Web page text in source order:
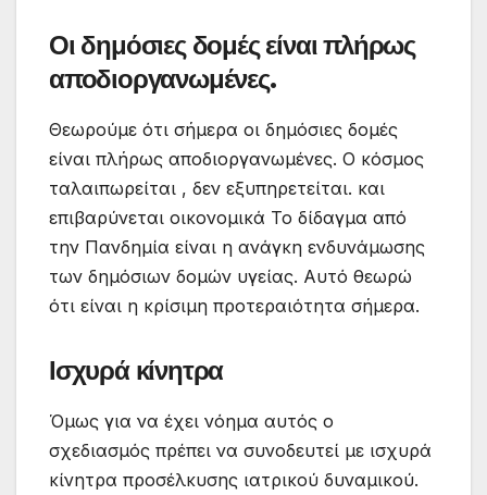
Οι δημόσιες δομές είναι πλήρως
αποδιοργανωμένες.
Θεωρούμε ότι σήμερα οι δημόσιες δομές
είναι πλήρως αποδιοργανωμένες. Ο κόσμος
ταλαιπωρείται , δεν εξυπηρετείται. και
επιβαρύνεται οικονομικά Το δίδαγμα από
την Πανδημία είναι η ανάγκη ενδυνάμωσης
των δημόσιων δομών υγείας. Αυτό θεωρώ
ότι είναι η κρίσιμη προτεραιότητα σήμερα.
Ισχυρά κίνητρα
Όμως για να έχει νόημα αυτός ο
σχεδιασμός πρέπει να συνοδευτεί με ισχυρά
κίνητρα προσέλκυσης ιατρικού δυναμικού.